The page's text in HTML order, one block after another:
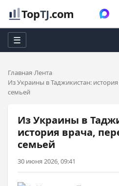
TopTJ.com
☰
Главная Лента
Из Украины в Таджикистан:
семьей
Из Украины в
история врача,
семьей
30 июня 2026, 09:41